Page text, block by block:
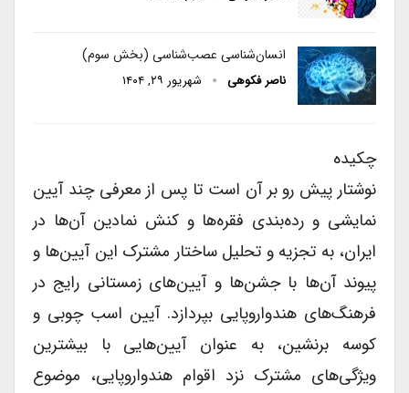
انسان‌شناسی عصب‌شناسی (بخش سوم)
ناصر فکوهی شهریور ۲۹, ۱۴۰۴
چکیده
نوشتار پیش رو بر آن است تا پس از معرفی چند آیین
نمایشی و رده‌بندی فقره‌ها و کنش نمادین آن‌ها در
ایران، به تجزیه و تحلیل ساختار مشترک این آیین‌ها و
پیوند آن‌ها با جشن‌ها و آیین‌های زمستانی رایج در
فرهنگ‌های هندواروپایی بپردازد. آیین اسب چوبی و
کوسه برنشین، به عنوان آیین‌هایی با بیشترین
ویژگی‌های مشترک نزد اقوام هندواروپایی، موضوع